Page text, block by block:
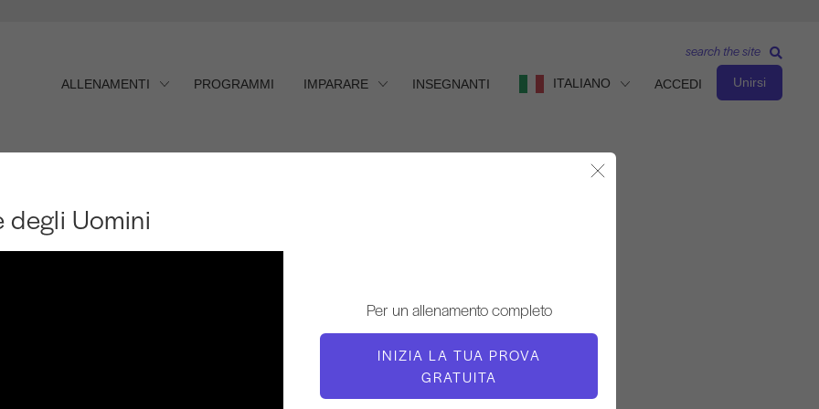
ALLENAMENTI PROGRAMMI IMPARARE INSEGNANTI ITALIANO ACCEDI Unirsi
search the site
Uomini
degli Uomini
Per un allenamento completo
INIZIA LA TUA PROVA
GRATUITA
Michael Johnson
TEMPO DI VIDEO
40:38